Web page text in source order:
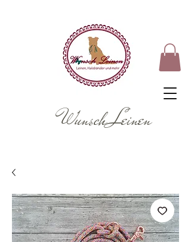
Wunsch Leinen